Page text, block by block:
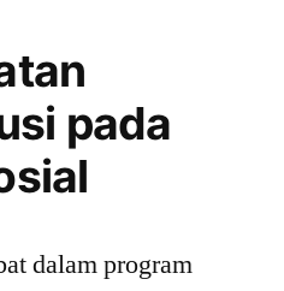
pada
dalam program